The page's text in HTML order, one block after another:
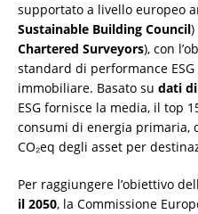
supportato a livello europeo
Sustainable Building Council)
Chartered Surveyors), con
standard di performance
immobiliare. Basato su dati
ESG fornisce la media, il top
consumi di energia primaria,
CO₂eq degli asset per
Per raggiungere l’obiettivo
il 2050, la Commissione